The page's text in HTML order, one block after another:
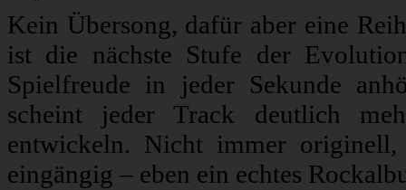
Kein Übersong, dafür aber eine
ist die nächste Stufe der
Spielfreude in jeder Sekunde
scheint jeder Track deutlich
entwickeln. Nicht immer originell,
eingängig – eben ein echtes